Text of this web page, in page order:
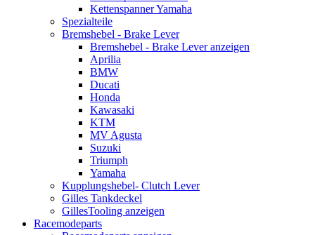
Kettenspanner Yamaha
Spezialteile
Bremshebel - Brake Lever
Bremshebel - Brake Lever anzeigen
Aprilia
BMW
Ducati
Honda
Kawasaki
KTM
MV Agusta
Suzuki
Triumph
Yamaha
Kupplungshebel- Clutch Lever
Gilles Tankdeckel
GillesTooling anzeigen
Racemodeparts